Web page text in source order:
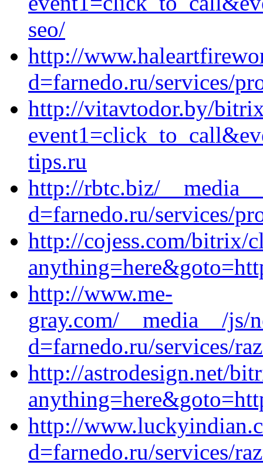
seo/
http://
d=farnedo.ru/services/
http://vitavtodor.by/
tips.ru
http://rbtc.biz/
d=farnedo.ru/services/
http://cojess.com/bitrix/
http://www.me-
gray.com/__media__/js/
d=farnedo.ru/services/
http://astrodesign.net/
http://
d=farnedo.ru/services/